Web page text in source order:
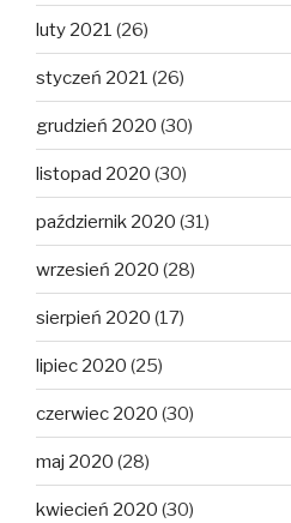
luty 2021 (26)
styczeń 2021 (26)
grudzień 2020 (30)
listopad 2020 (30)
październik 2020 (31)
wrzesień 2020 (28)
sierpień 2020 (17)
lipiec 2020 (25)
czerwiec 2020 (30)
maj 2020 (28)
kwiecień 2020 (30)